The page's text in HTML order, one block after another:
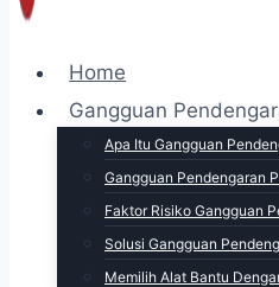
Home
Gangguan
Apa Itu Gangguan
Gangguan Pendengaran
Faktor Risiko Gangguan
Solusi Gangguan
Memilih Alat Bantu